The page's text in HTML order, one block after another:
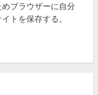
ブラウザーに自分
トを保存する。